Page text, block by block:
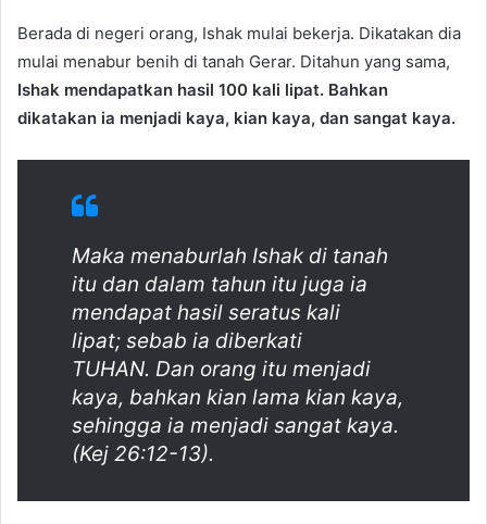
Berada di negeri orang, Ishak mulai bekerja. Dikatakan dia
mulai menabur benih di tanah Gerar. Ditahun yang sama,
Ishak mendapatkan hasil 100 kali lipat. Bahkan
dikatakan ia menjadi kaya, kian kaya, dan sangat kaya.
Maka menaburlah Ishak di tanah
itu dan dalam tahun itu juga ia
mendapat hasil seratus kali
lipat; sebab ia diberkati
TUHAN. Dan orang itu menjadi
kaya, bahkan kian lama kian kaya,
sehingga ia menjadi sangat kaya.
(Kej 26:12-13).